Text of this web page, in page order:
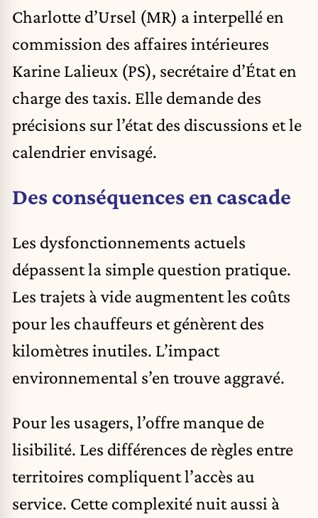
Charlotte d’Ursel (MR) a interpellé en
commission des affaires intérieures
Karine Lalieux (PS), secrétaire d’État en
charge des taxis. Elle demande des
précisions sur l’état des discussions et le
calendrier envisagé.
Des conséquences en cascade
Les dysfonctionnements actuels
dépassent la simple question pratique.
Les trajets à vide augmentent les coûts
pour les chauffeurs et génèrent des
kilomètres inutiles. L’impact
environnemental s’en trouve aggravé.
Pour les usagers, l’offre manque de
lisibilité. Les différences de règles entre
territoires compliquent l’accès au
service. Cette complexité nuit aussi à